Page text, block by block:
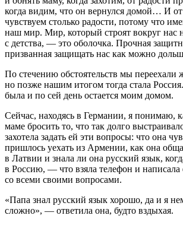
когда видим, что он вернулся домой… И
чувствуем столько радости, потому что
наш мир. Мир, который строят вокруг нас
с детства, — это оболочка. Прочная
призванная защищать нас как можно
По стечению обстоятельств мы переехали
но позже нашим итогом тогда стала
была и по сей день остается моим домом.
Сейчас, находясь в Германии, я понимаю,
маме бросить то, что так долго
захотела задать ей эти вопросы: что она
пришлось уехать из Армении, как она
в Латвии и знала ли она русский язык,
в Россию, — что взяла телефон и
со всеми своими вопросами.
«Папа знал русский язык хорошо, да и я
сложно», — ответила она, будто вздыхая.